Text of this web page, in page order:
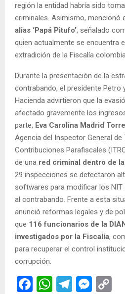
región la entidad habría sido
criminales. Asimismo, mencionó
alias ‘Papá Pitufo’, señalado
quien actualmente se encuentra
extradición de la Fiscalía
Durante la presentación de la
contrabando, el presidente Petro
Hacienda advirtieron que la
afectado gravemente los
parte, Eva Carolina Madrid
Agencia del Inspector General de
Contribuciones Parafiscales
de una red criminal dentro de la
29 inspecciones se detectaron
softwares para modificar los NIT
al contrabando. Frente a esta
anunció reformas legales y de
que 116 funcionarios de la
investigados por la Fiscalía,
para recuperar el control
corrupción.
F
W T
M